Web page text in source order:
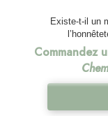
Existe-t-il un
Commandez